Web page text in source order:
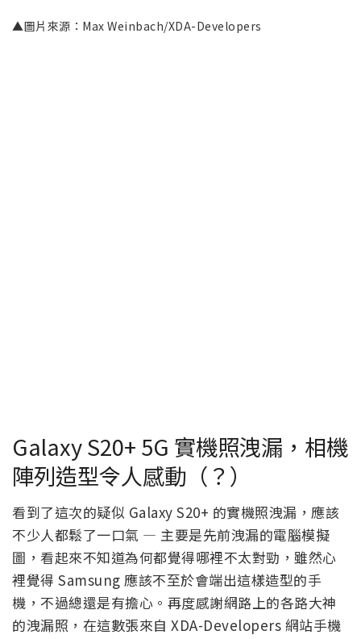
▲圖片來源：Max Weinbach/XDA-Developers
Galaxy S20+ 5G 實機照洩漏，相機
陣列造型令人感動（？）
看到了這次的疑似 Galaxy S20+ 的實機照洩漏，應該
不少人都鬆了一口氣 — 主要是先前洩漏的電腦模擬
圖，看起來不知道為何都覺得哪裡不太對勁，雖然心
裡覺得 Samsung 應該不至於會端出這樣造型的手
機，不過總還是有擔心。再度感謝網路上的各路大神
的洩漏照，在這數張來自 XDA-Developers 網站手機